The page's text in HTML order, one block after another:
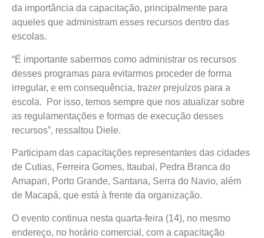
da importância da capacitação, principalmente para
aqueles que administram esses recursos dentro das
escolas.
“É importante sabermos como administrar os recursos
desses programas para evitarmos proceder de forma
irregular, e em consequência, trazer prejuízos para a
escola. Por isso, temos sempre que nos atualizar sobre
as regulamentações e formas de execução desses
recursos”, ressaltou Diele.
Participam das capacitações representantes das cidades
de Cutias, Ferreira Gomes, Itaubal, Pedra Branca do
Amapari, Porto Grande, Santana, Serra do Navio, além
de Macapá, que está à frente da organização.
O evento continua nesta quarta-feira (14), no mesmo
endereço, no horário comercial, com a capacitação